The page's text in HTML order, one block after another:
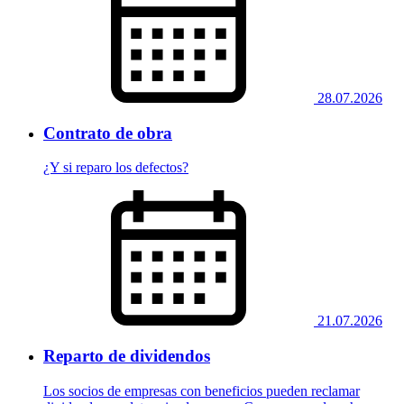
28.07.2026
Contrato de obra
¿Y si reparo los defectos?
21.07.2026
Reparto de dividendos
Los socios de empresas con beneficios pueden reclamar